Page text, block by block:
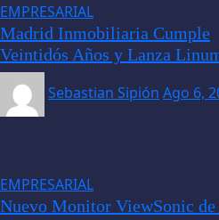
EMPRESARIAL
Madrid Inmobiliaria Cumple
Veintidós Años y Lanza
Sebastian Sipión Ago 6,
EMPRESARIAL
Nuevo Monitor ViewSonic de